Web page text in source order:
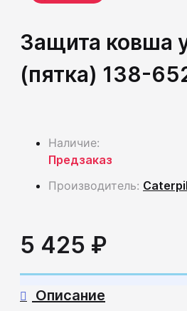
Защита ковша
(пятка) 138-
5 425 ₽
Наличие:
Предзаказ
Производитель:
Описание